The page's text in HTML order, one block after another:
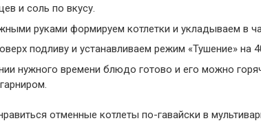
и соль по вкусу.
руками формируем котлетки и укладываем в
подливу и устанавливаем режим «Тушение» на
нужного времени блюдо готово и его можно
отменные котлеты по-гавайски в